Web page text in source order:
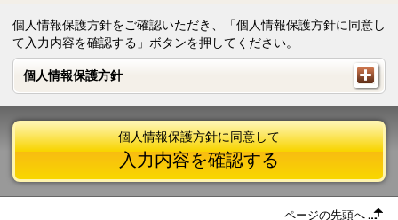
個人情報保護方針をご確認いただき、「個人情報保護方針に同意し
て入力内容を確認する」ボタンを押してください。
個人情報保護方針
個人情報保護方針
個人情報保護方針に同意して
入力内容を確認する
ページの先頭へ